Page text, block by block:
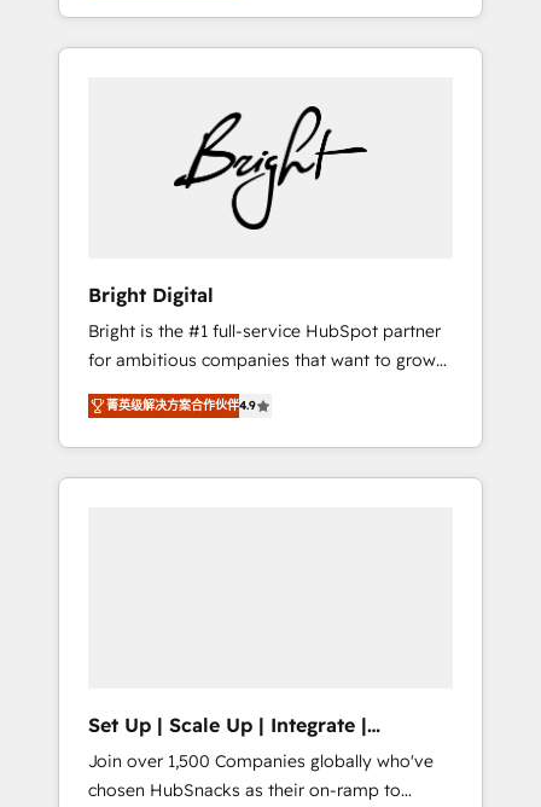
for mid-market & enterprise companies. We
are woman-owned, powered by coffee, and
Impact Award 🏆2022 Technical Expertise
Impact Award 🏆2022 Platform Migration
Excellence Impact Award 🏆2020 Elite
Solutions Partner 🏆2019 Integrations
Website Design HubSpot Impact Award 🏆
2017 Website Design HubSpot Impact Award
🏆2016 Growth-Driven Design Agency of the
Year 🏆2016 Sales Enablement HubSpot
Impact Award 🏆2015 Growth-Driven Design
Agency of the Year 🏆2015 Became the 5th
Agency to reach Diamond 🏆2014 HubSpot
Bright Digital
Bright is the #1 full-service HubSpot partner
for ambitious companies that want to grow
smarter. From HubSpot onboarding, to
training, from developing a new website to
lead generation and digital marketing; we do
it all (and with great results)! In short, our
people, exciting ideas and can-do mentality,
we ensure revenue growth on a daily basis.
So tell us your challenge; our passionate and
菁英级解决方案合作伙伴4.9
Set Up | Scale Up | Integrate |
HubSnacks FlexPlan
Join over 1,500 Companies globally who've
chosen HubSnacks as their on-ramp to